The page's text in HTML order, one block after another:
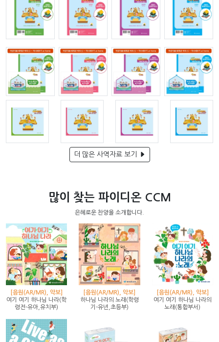
더 많은 사역자료 보기
많이 찾는 파이디온 CCM
은혜로운 찬양을 소개합니다.
[음원(AR/MR), 악보]
여기 여기 하나님 나라(학
령전-유아,유치부)
[음원(AR/MR), 악보]
하나님 나라의 노래(학령
기-유년,초등부)
[음원(AR/MR), 악보]
여기 여기 하나님 나라의
노래(통합부서)